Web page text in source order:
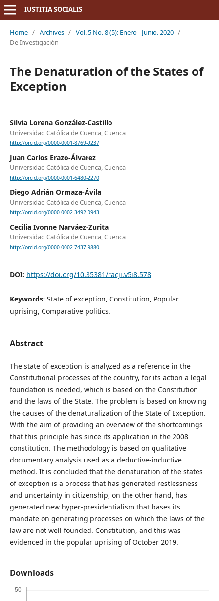
IUSTITIA SOCIALIS
Home / Archives / Vol. 5 No. 8 (5): Enero - Junio. 2020 /
De Investigación
The Denaturation of the States of
Exception
Silvia Lorena González-Castillo
Universidad Católica de Cuenca, Cuenca
http://orcid.org/0000-0001-8769-9237
Juan Carlos Erazo-Álvarez
Universidad Católica de Cuenca, Cuenca
http://orcid.org/0000-0001-6480-2270
Diego Adrián Ormaza-Ávila
Universidad Católica de Cuenca, Cuenca
http://orcid.org/0000-0002-3492-0943
Cecilia Ivonne Narváez-Zurita
Universidad Católica de Cuenca, Cuenca
http://orcid.org/0000-0002-7437-9880
DOI: https://doi.org/10.35381/racji.v5i8.578
Keywords: State of exception, Constitution, Popular
uprising, Comparative politics.
Abstract
The state of exception is analyzed as a reference in the
Constitutional processes of the country, for its action a legal
foundation is needed, which is based on the Constitution
and the laws of the State. The problem is based on knowing
the causes of the denaturalization of the State of Exception.
With the aim of providing an overview of the shortcomings
that this principle has since its application in the 2008
constitution. The methodology is based on qualitative
documentary analysis used as a deductive-inductive
method. It is concluded that the denaturation of the states
of exception is a process that has generated restlessness
and uncertainty in citizenship, on the other hand, has
generated new hyper-presidentialism that bases its
mandate on generating processes on which the laws of the
law are not well founded. Constitution, and this was
evidenced in the popular uprising of October 2019.
Downloads